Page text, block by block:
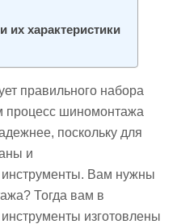
характеристики
правильного набора
процесс шиномонтажа
поскольку для
и
Вам нужны
Тогда вам в
изготовлены